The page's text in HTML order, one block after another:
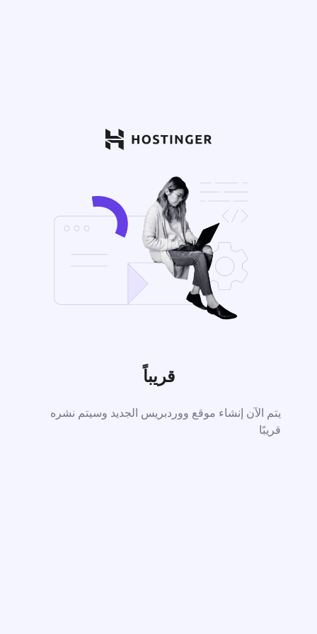
قريباً
يتم الآن إنشاء موقع ووردبريس الجديد وسيتم نشره
قريبًا